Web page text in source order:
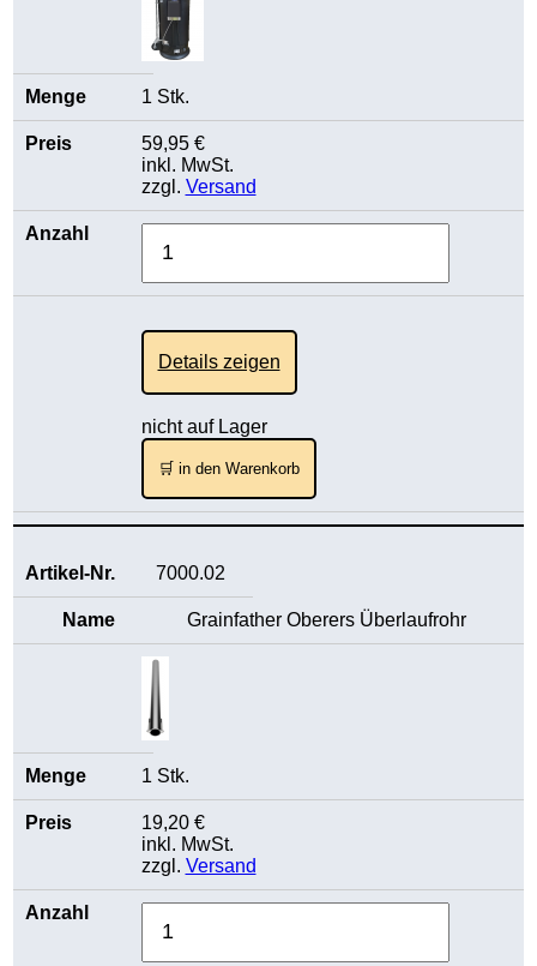
1 Stk.
59,95 €
inkl. MwSt.
zzgl. Versand
Details zeigen
nicht auf Lager
🛒 in den Warenkorb
7000.02
Grainfather Oberers Überlaufrohr
1 Stk.
19,20 €
inkl. MwSt.
zzgl. Versand